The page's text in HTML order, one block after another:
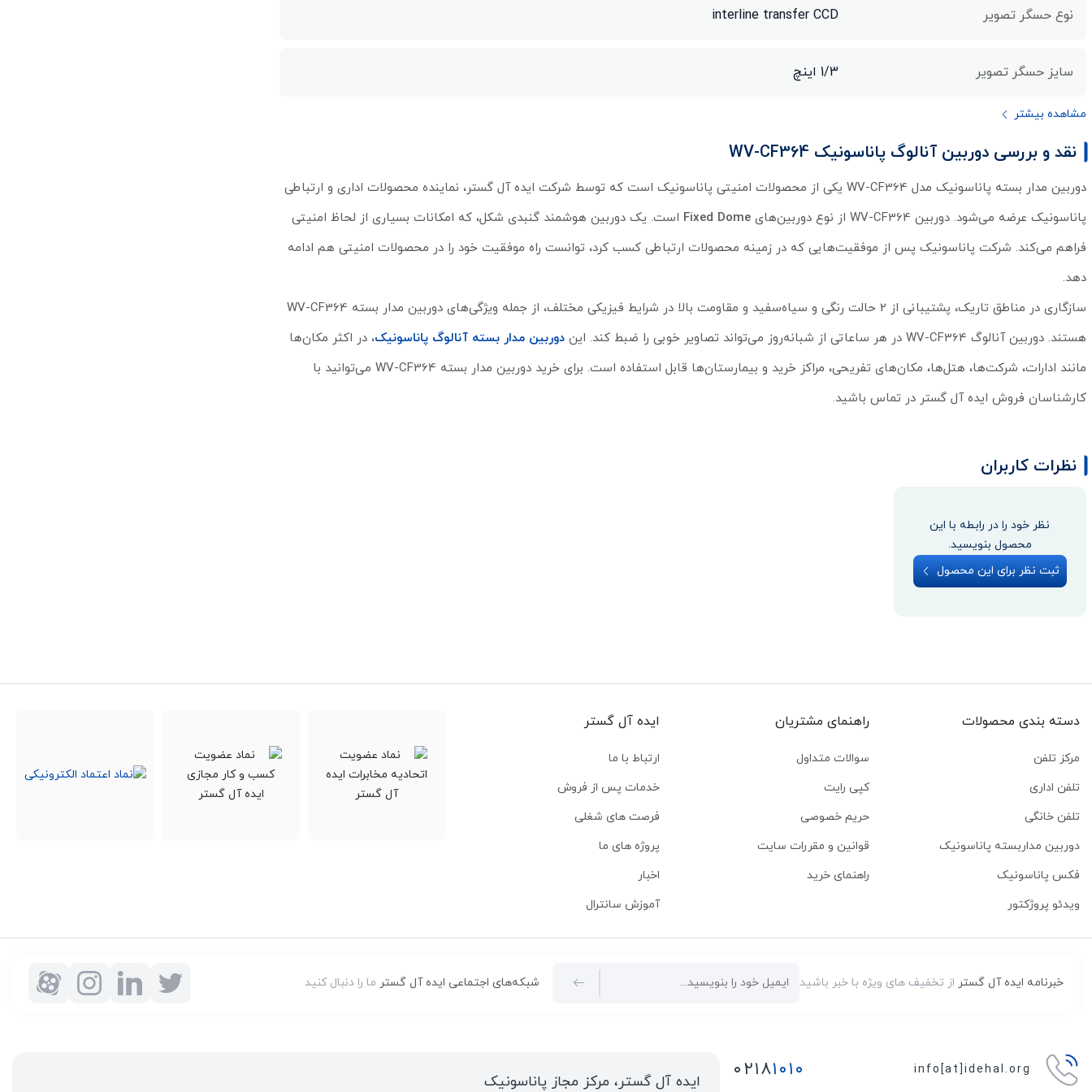
نوع حسگر تصویر interline transfer CCD
سایز حسگر تصویر 1/3 اینچ
مشاهده بیشتر
نقد و بررسی دوربین آنالوگ پاناسونیک WV-CF364
دوربین مدار بسته پاناسونیک مدل WV-CF364 یکی از محصولات امنیتی پاناسونیک است که توسط شرکت ایده آل گستر، نماینده محصولات اداری و ارتباطی
پاناسونیک عرضه می‌شود. دوربین WV-CF364 از نوع دوربین‌های
Fixed Dome است. یک دوربین هوشمند گنبدی شکل، که امکانات بسیاری از لحاظ امنیتی
فراهم می‌کند. شرکت پاناسونیک پس از موفقیت‌هایی که در زمینه محصولات ارتباطی کسب کرد، توانست راه موفقیت خود را در محصولات امنیتی هم ادامه
دهد.
سازگاری در مناطق تاریک، پشتیبانی از 2 حالت رنگی و سیاه‌سفید و مقاومت بالا در شرایط فیزیکی مختلف، از جمله ویژگی‌های دوربین مدار بسته WV-CF364
هستند. دوربین آنالوگ WV-CF364 در هر ساعاتی از شبانه‌روز می‌تواند تصاویر خوبی را ضبط کند. این
دوربین مدار بسته آنالوگ پاناسونیک، در اکثر مکان‌ها
مانند ادارات، شرکت‌ها، هتل‌ها، مکان‌های تفریحی، مراکز خرید و بیمارستان‌ها قابل استفاده است. برای خرید دوربین مدار بسته WV-CF364 می‌توانید با
کارشناسان فروش ایده آل گستر در تماس باشید.
نظرات کاربران
نظر خود را در رابطه با این
محصول بنویسید.
ثبت نظر برای این محصول
دسته بندی محصولات
مرکز تلفن
تلفن اداری
تلفن خانگی
دوربین مداربسته پاناسونیک
فکس پاناسونیک
ویدئو پروژکتور
راهنمای مشتریان
سوالات متداول
کپی رایت
حریم خصوصی
قوانین و مقررات سایت
راهنمای خرید
ایده آل گستر
ارتباط با ما
خدمات پس از فروش
فرصت های شغلی
پروژه های ما
اخبار
آموزش سانترال
خبرنامه ایده آل گستر از تخفیف های ویژه با خبر باشید شبکه‌های اجتماعی ایده آل گستر ما را دنبال کنید
info[at]idehal.org ۰۲۱۸۱۰۱۰ ایده آل گستر، مرکز مجاز پاناسونیک